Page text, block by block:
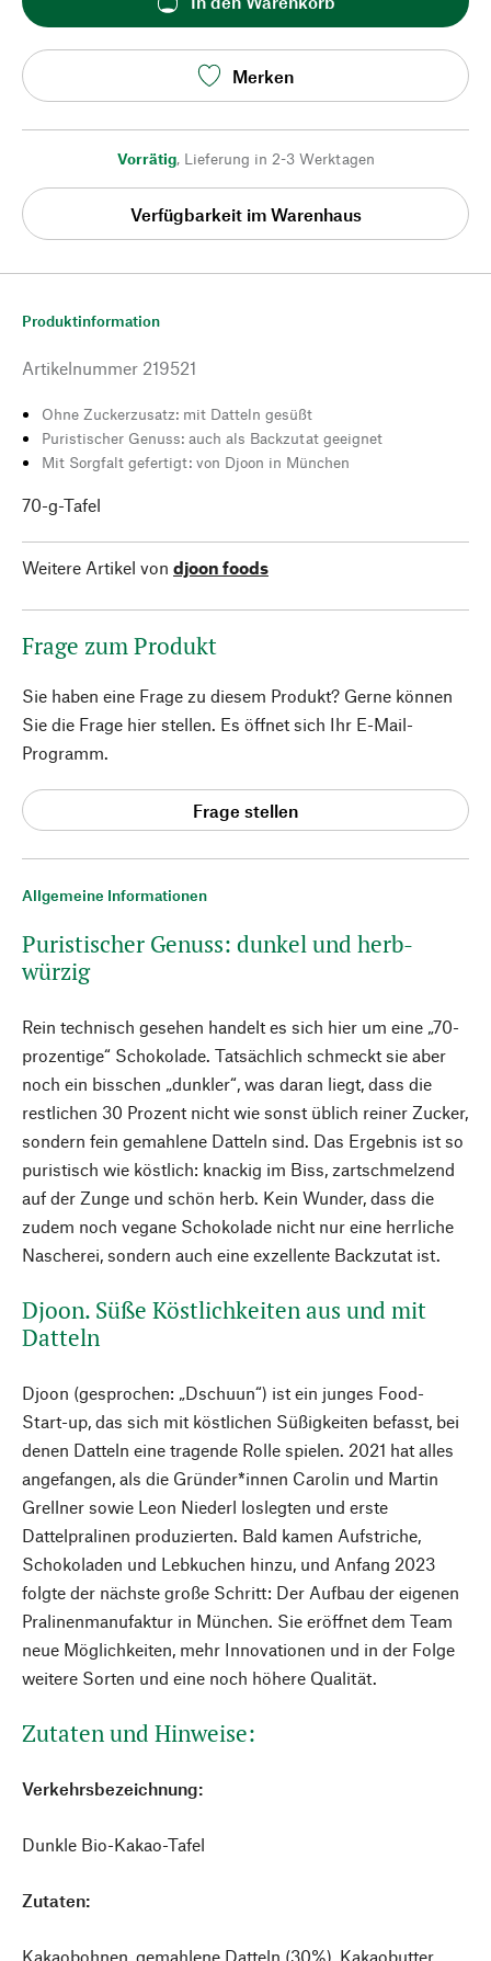
Merken
Vorrätig, Lieferung in 2-3 Werktagen
Verfügbarkeit im Warenhaus
Allgemeine Informationen
Puristischer Genuss: dunkel und herb-
würzig
Rein technisch gesehen handelt es sich hier um eine „70-
prozentige“ Schokolade. Tatsächlich schmeckt sie aber
noch ein bisschen „dunkler“, was daran liegt, dass die
restlichen 30 Prozent nicht wie sonst üblich reiner Zucker,
sondern fein gemahlene Datteln sind. Das Ergebnis ist so
puristisch wie köstlich: knackig im Biss, zartschmelzend
auf der Zunge und schön herb. Kein Wunder, dass die
zudem noch vegane Schokolade nicht nur eine herrliche
Nascherei, sondern auch eine exzellente Backzutat ist.
Djoon. Süße Köstlichkeiten aus und mit
Datteln
Djoon (gesprochen: „Dschuun“) ist ein junges Food-
Start-up, das sich mit köstlichen Süßigkeiten befasst, bei
denen Datteln eine tragende Rolle spielen. 2021 hat alles
angefangen, als die Gründer*innen Carolin und Martin
Grellner sowie Leon Niederl loslegten und erste
Dattelpralinen produzierten. Bald kamen Aufstriche,
Schokoladen und Lebkuchen hinzu, und Anfang 2023
folgte der nächste große Schritt: Der Aufbau der eigenen
Pralinenmanufaktur in München. Sie eröffnet dem Team
neue Möglichkeiten, mehr Innovationen und in der Folge
weitere Sorten und eine noch höhere Qualität.
Zutaten und Hinweise:
Verkehrsbezeichnung:
Dunkle Bio-Kakao-Tafel
Zutaten:
Kakaobohnen, gemahlene Datteln (30%), Kakaobutter.
Produktinformation
Artikelnummer 219521
Ohne Zuckerzusatz: mit Datteln gesüßt
Puristischer Genuss: auch als Backzutat geeignet
Mit Sorgfalt gefertigt: von Djoon in München
70-g-Tafel
Weitere Artikel von djoon foods
Frage zum Produkt
Sie haben eine Frage zu diesem Produkt? Gerne können
Sie die Frage hier stellen. Es öffnet sich Ihr E-Mail-
Programm.
Frage stellen